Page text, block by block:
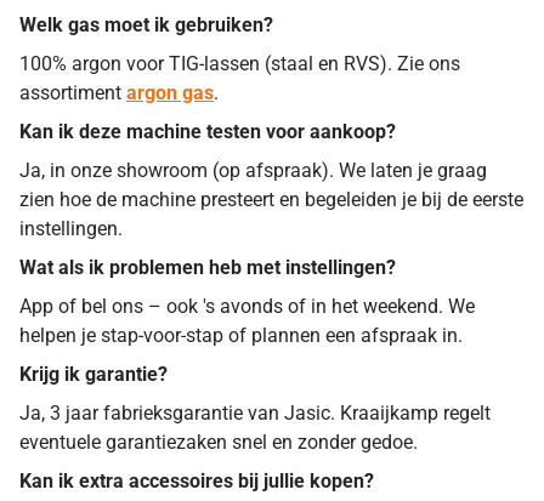
Welk gas moet ik gebruiken?
100% argon voor TIG-lassen (staal en RVS). Zie ons
assortiment argon gas.
Kan ik deze machine testen voor aankoop?
Ja, in onze showroom (op afspraak). We laten je graag
zien hoe de machine presteert en begeleiden je bij de eerste
instellingen.
Wat als ik problemen heb met instellingen?
App of bel ons – ook 's avonds of in het weekend. We
helpen je stap-voor-stap of plannen een afspraak in.
Krijg ik garantie?
Ja, 3 jaar fabrieksgarantie van Jasic. Kraaijkamp regelt
eventuele garantiezaken snel en zonder gedoe.
Kan ik extra accessoires bij jullie kopen?